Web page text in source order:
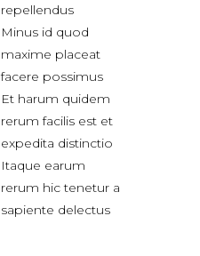
repellendus
Minus id quod
maxime placeat
facere possimus
Et harum quidem
rerum facilis est et
expedita distinctio
Itaque earum
rerum hic tenetur a
sapiente delectus